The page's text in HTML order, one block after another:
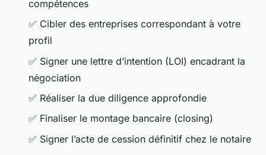
compétences
✅ Cibler des entreprises correspondant à votre
profil
✅ Signer une lettre d’intention (LOI) encadrant la
négociation
✅ Réaliser la due diligence approfondie
✅ Finaliser le montage bancaire (closing)
✅ Signer l’acte de cession définitif chez le notaire